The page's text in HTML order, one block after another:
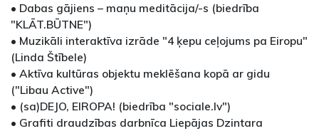
• Dabas gājiens – maņu meditācija/-s (biedrība
"KLĀT.BŪTNE")
• Muzikāli interaktīva izrāde "4 ķepu ceļojums pa Eiropu"
(Linda Štībele)
• Aktīva kultūras objektu meklēšana kopā ar gidu
("Libau Active")
• (sa)DEJO, EIROPA! (biedrība "sociale.lv")
• Grafiti draudzības darbnīca Liepājas Dzintara